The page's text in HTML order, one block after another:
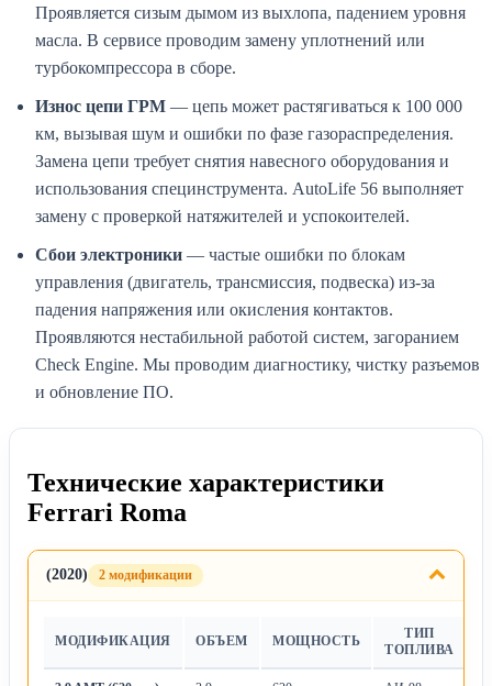
Проявляется сизым дымом из выхлопа, падением уровня
масла. В сервисе проводим замену уплотнений или
турбокомпрессора в сборе.
Износ цепи ГРМ — цепь может растягиваться к 100 000
км, вызывая шум и ошибки по фазе газораспределения.
Замена цепи требует снятия навесного оборудования и
использования специнструмента. AutoLife 56 выполняет
замену с проверкой натяжителей и успокоителей.
Сбои электроники — частые ошибки по блокам
управления (двигатель, трансмиссия, подвеска) из-за
падения напряжения или окисления контактов.
Проявляются нестабильной работой систем, загоранием
Check Engine. Мы проводим диагностику, чистку разъемов
и обновление ПО.
Технические характеристики
Ferrari Roma
(2020) 2 модификации
МОДИФИКАЦИЯ ОБЪЕМ МОЩНОСТЬ
ТИП
ТОПЛИВА